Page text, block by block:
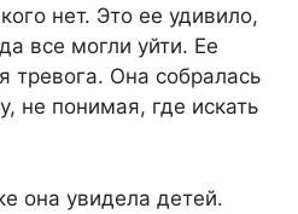
нет. Это ее удивило,
все могли уйти. Ее
тревога. Она собралась
не понимая, где искать
она увидела детей.